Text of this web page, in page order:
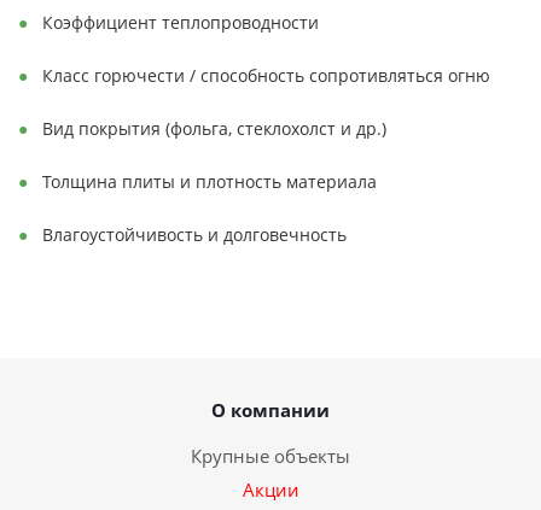
Коэффициент теплопроводности
Класс горючести / способность сопротивляться огню
Вид покрытия (фольга, стеклохолст и др.)
Толщина плиты и плотность материала
Влагоустойчивость и долговечность
О компании
Крупные объекты
Акции